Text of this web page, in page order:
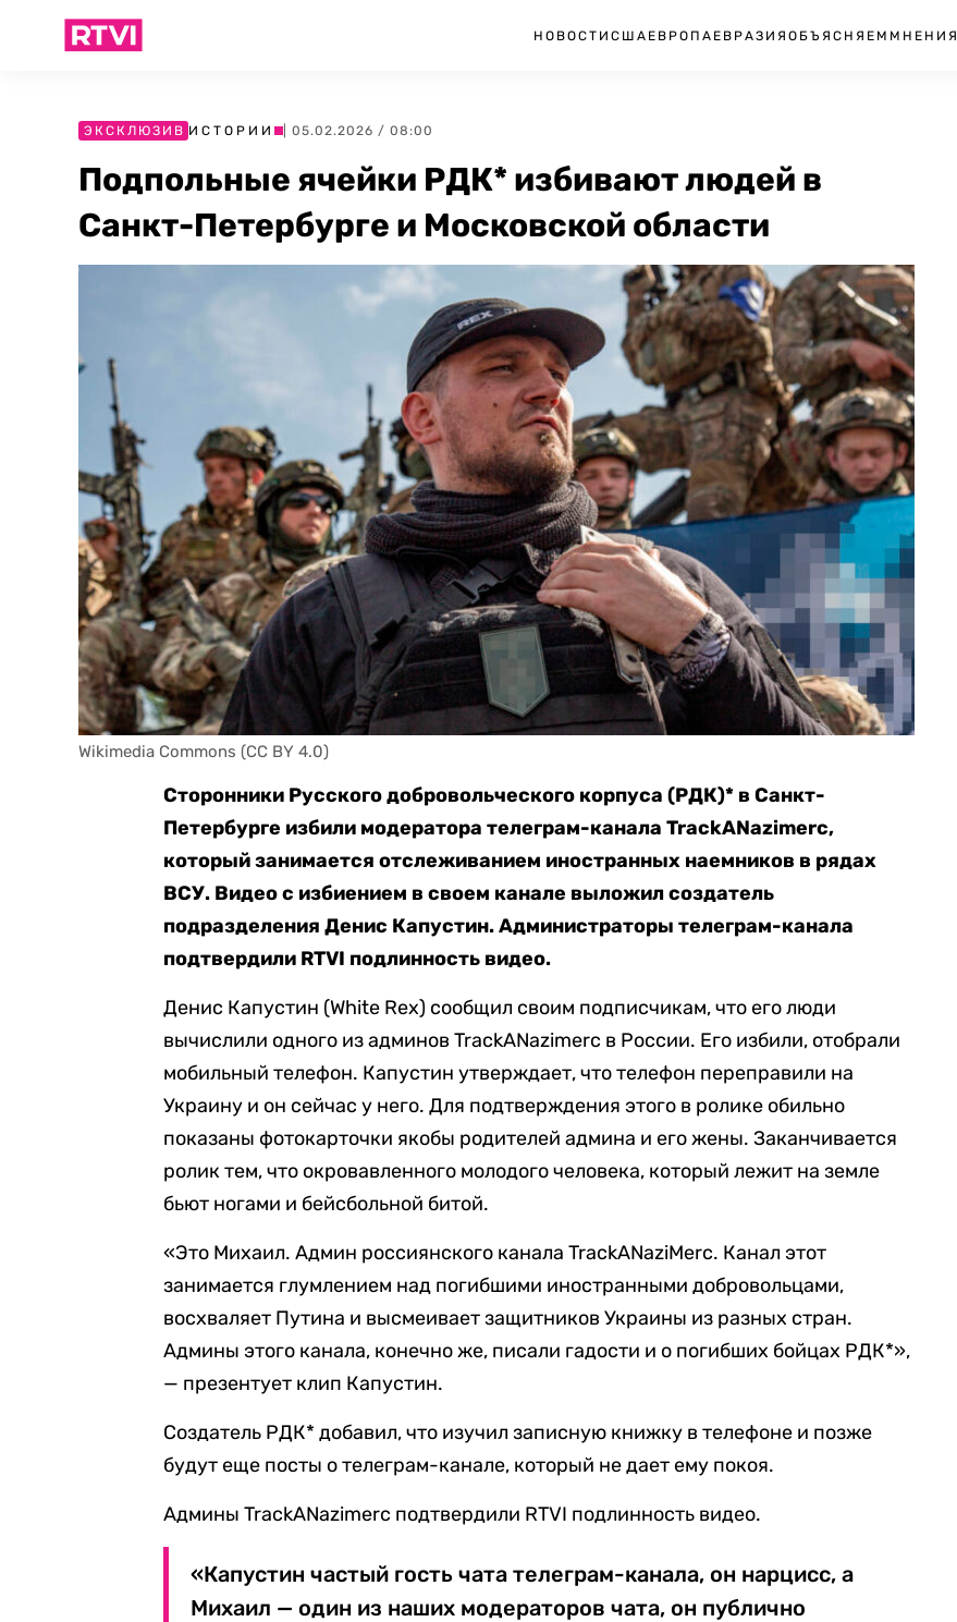
НОВОСТИ США ЕВРОПА ЕВРАЗИЯ ОБЪЯСНЯЕМ МНЕНИЯ
ЭКСКЛЮЗИВ ИСТОРИИ | 05.02.2026 / 08:00
Подпольные ячейки РДК* избивают людей в
Санкт-Петербурге и Московской области
Wikimedia Commons (CC BY 4.0)
Сторонники Русского добровольческого корпуса (РДК)* в Санкт-
Петербурге избили модератора телеграм-канала TrackANazimerc,
который занимается отслеживанием иностранных наемников в рядах
ВСУ. Видео с избиением в своем канале выложил создатель
подразделения Денис Капустин. Администраторы телеграм-канала
подтвердили RTVI подлинность видео.
Денис Капустин (White Rex) сообщил своим подписчикам, что его люди
вычислили одного из админов TrackANazimerc в России. Его избили, отобрали
мобильный телефон. Капустин утверждает, что телефон переправили на
Украину и он сейчас у него. Для подтверждения этого в ролике обильно
показаны фотокарточки якобы родителей админа и его жены. Заканчивается
ролик тем, что окровавленного молодого человека, который лежит на земле
бьют ногами и бейсбольной битой.
«Это Михаил. Админ россиянского канала TrackANaziMerc. Канал этот
занимается глумлением над погибшими иностранными добровольцами,
восхваляет Путина и высмеивает защитников Украины из разных стран.
Админы этого канала, конечно же, писали гадости и о погибших бойцах РДК*»,
— презентует клип Капустин.
Создатель РДК* добавил, что изучил записную книжку в телефоне и позже
будут еще посты о телеграм-канале, который не дает ему покоя.
Админы TrackANazimerc подтвердили RTVI подлинность видео.
«Капустин частый гость чата телеграм-канала, он нарцисс, а
Михаил — один из наших модераторов чата, он публично